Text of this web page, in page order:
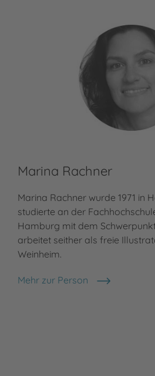
Marina Rachner
Marina Rachner wurde 1971 in
studierte an der
Hamburg mit dem
arbeitet seither als freie
Weinheim.
Mehr zur Person
Marina Rachner